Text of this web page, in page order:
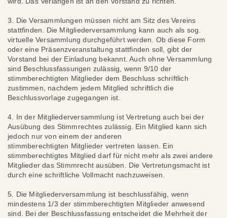
3. Die Versammlungen müssen nicht am Sitz des Vereins
stattfinden. Die Mitgliederversammlung kann auch als sog.
virtuelle Versammlung durchgeführt werden. Ob diese Form
oder eine Präsenzveranstaltung stattfinden soll, gibt der
Vorstand bei der Einladung bekannt. Auch ohne Versammlung
sind Beschlussfassungen zulässig, wenn 9/10 der
stimmberechtigten Mitglieder dem Beschluss schriftlich
zustimmen, nachdem jedem Mitglied schriftlich die
Beschlussvorlage zugegangen ist.
4. In der Mitgliederversammlung ist Vertretung auch bei der
Ausübung des Stimmrechtes zulässig. Ein Mitglied kann sich
jedoch nur von einem der anderen
stimmberechtigten Mitglieder vertreten lassen. Ein
stimmberechtigtes Mitglied darf für nicht mehr als zwei andere
Mitglieder das Stimmrecht ausüben. Die Vertretungsmacht ist
durch eine schriftliche Vollmacht nachzuweisen.
5. Die Mitgliederversammlung ist beschlussfähig, wenn
mindestens 1/3 der stimmberechtigten Mitglieder anwesend
sind. Bei der Beschlussfassung entscheidet die Mehrheit der